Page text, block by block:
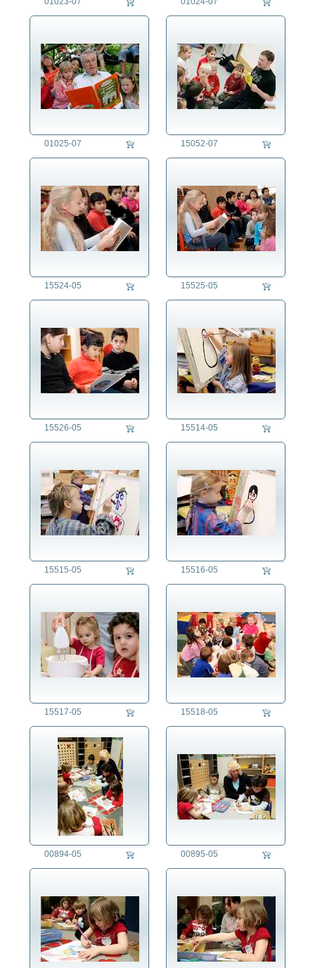
01025-07 15052-07
15524-05 15525-05
15526-05 15514-05
15515-05 15516-05
15517-05 15518-05
00894-05 00895-05